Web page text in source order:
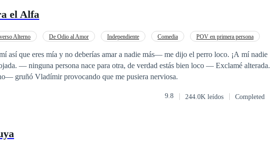
el Alfa
Alterno De Odio al Amor Independiente Comedia
POV en primera persona
así que eres mía y no deberías amar a nadie más— me dijo el perro loco. ¡A mí nadie
— ninguna persona nace para otra, de verdad estás bien loco — Exclamé alterada.
gruñó Vladímir provocando que me pusiera nerviosa.
9.8 244.0K leídos Completed